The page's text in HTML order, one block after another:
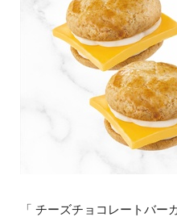
「 チーズチョコレートバー